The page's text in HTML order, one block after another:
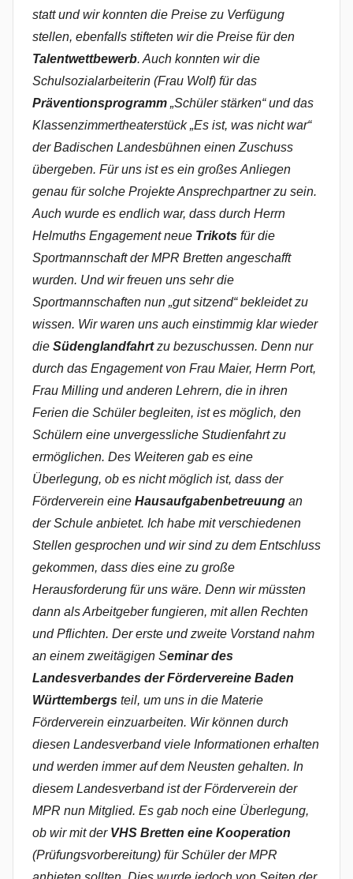
statt und wir konnten die Preise zu Verfügung
stellen, ebenfalls stifteten wir die Preise für den
Talentwettbewerb. Auch konnten wir die
Schulsozialarbeiterin (Frau Wolf) für das
Präventionsprogramm „Schüler stärken“ und das
Klassenzimmertheaterstück „Es ist, was nicht war“
der Badischen Landesbühnen einen Zuschuss
übergeben. Für uns ist es ein großes Anliegen
genau für solche Projekte Ansprechpartner zu sein.
Auch wurde es endlich war, dass durch Herrn
Helmuths Engagement neue Trikots für die
Sportmannschaft der MPR Bretten angeschafft
wurden. Und wir freuen uns sehr die
Sportmannschaften nun „gut sitzend“ bekleidet zu
wissen. Wir waren uns auch einstimmig klar wieder
die Südenglandfahrtzu bezuschussen. Denn nur
durch das Engagement von Frau Maier, Herrn Port,
Frau Milling und anderen Lehrern, die in ihren
Ferien die Schüler begleiten, ist es möglich, den
Schülern eine unvergessliche Studienfahrt zu
ermöglichen. Des Weiteren gab es eine
Überlegung, ob es nicht möglich ist, dass der
Förderverein eine Hausaufgabenbetreuung an
der Schule anbietet. Ich habe mit verschiedenen
Stellen gesprochen und wir sind zu dem Entschluss
gekommen, dass dies eine zu große
Herausforderung für uns wäre. Denn wir müssten
dann als Arbeitgeber fungieren, mit allen Rechten
und Pflichten. Der erste und zweite Vorstand nahm
an einem zweitägigen Seminar des
Landesverbandes der Fördervereine Baden
Württembergs teil, um uns in die Materie
Förderverein einzuarbeiten. Wir können durch
diesen Landesverband viele Informationen erhalten
und werden immer auf dem Neusten gehalten. In
diesem Landesverband ist der Förderverein der
MPR nun Mitglied. Es gab noch eine Überlegung,
ob wir mit der VHS Bretten eine Kooperation
(Prüfungsvorbereitung) für Schüler der MPR